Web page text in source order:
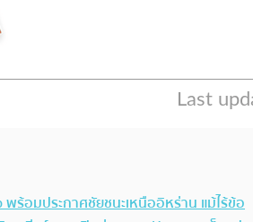
พร้อมประกาศชัยชนะเหนืออิหร่าน แม้ไร้ข้อ